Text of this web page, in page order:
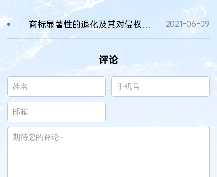
商标显著性的退化及其对侵权判定的影响 ---- 从“咖啡伴侣”案谈起 2021-06-09
评论